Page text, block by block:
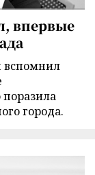
впервые
вспомнил
поразила
города.